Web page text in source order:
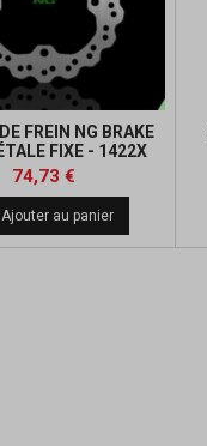
FREIN NG BRAKE
FIXE - 1422X
Prix
74,73 €
base
Ajouter au panier